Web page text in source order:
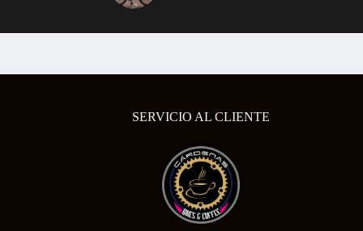
SERVICIO AL CLIENTE